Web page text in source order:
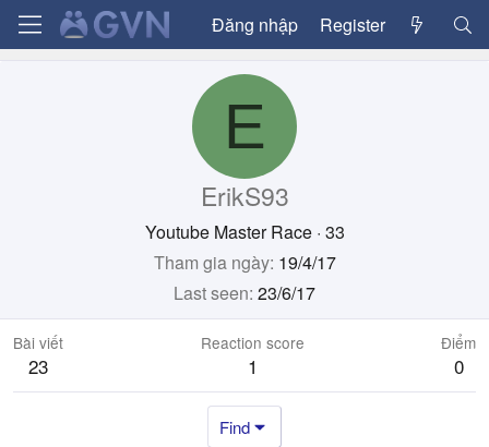
Đăng nhập Register
E
ErikS93
Youtube Master Race · 33
Tham gia ngày 19/4/17
Last seen 23/6/17
Bài viết
23
Reaction score
1
Điểm
0
Find